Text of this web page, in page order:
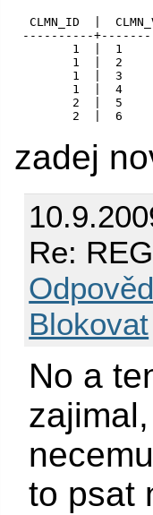
CLMN_ID  |
----------
       1  |  1
       1  |  2
       1  |  3
       1  |  4
       2  |  5
zadej
Re:
Blokovat
No a
to psat